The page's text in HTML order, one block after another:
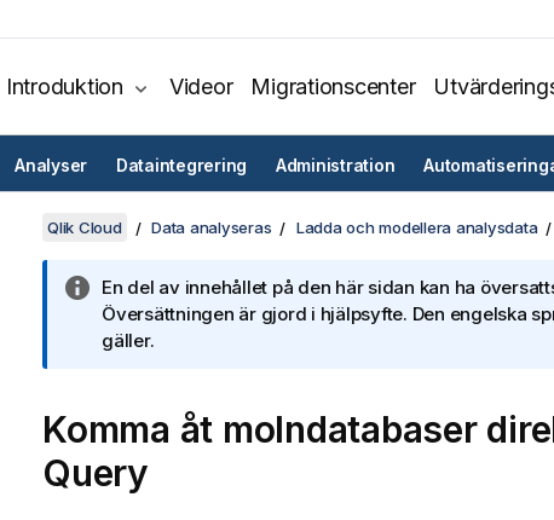
Introduktion Videor Migrationscenter
Analyser Dataintegrering Administration
Qlik Cloud Data analyseras Ladda och modellera analysdata
En del av innehållet på den här sidan kan ha
Översättningen är gjord i hjälpsyfte. Den engelska
gäller.
Komma åt molndatabaser
Query